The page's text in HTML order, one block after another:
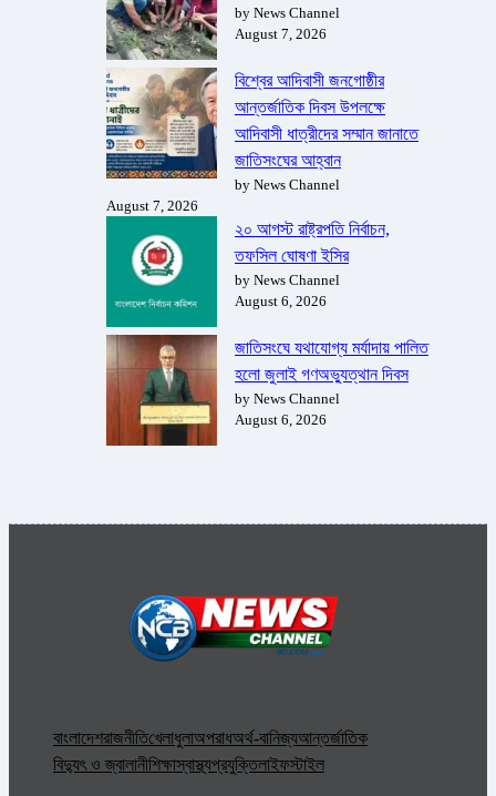
by News Channel
August 7, 2026
বিশ্বের আদিবাসী জনগোষ্ঠীর
আন্তর্জাতিক দিবস উপলক্ষে
আদিবাসী ধাত্রীদের সম্মান জানাতে
জাতিসংঘের আহ্বান
by News Channel
August 7, 2026
২০ আগস্ট রাষ্ট্রপতি নির্বাচন,
তফসিল ঘোষণা ইসির
by News Channel
August 6, 2026
জাতিসংঘে যথাযোগ্য মর্যাদায় পালিত
হলো জুলাই গণঅভ্যুত্থান দিবস
by News Channel
August 6, 2026
বাংলাদেশরাজনীতিখেলাধুলাঅপরাধঅর্থ-বানিজ্যআন্তর্জাতিক
বিদ্যুৎ ও জ্বালানীশিক্ষাস্বাস্থ্যপ্রযুক্তিলাইফস্টাইল